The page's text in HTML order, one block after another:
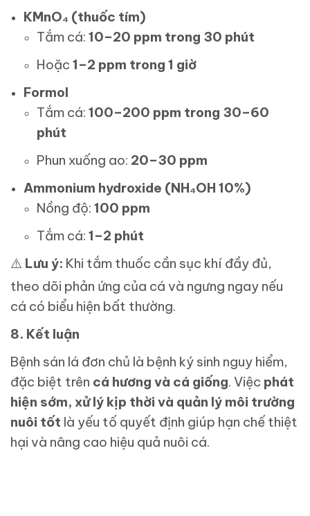
KMnO₄ (thuốc tím)
Tắm cá:10–20 ppm trong 30 phút
Hoặc1–2 ppm trong 1 giờ
Formol
Tắm cá:100–200 ppm trong 30–60
phút
Phun xuống ao: 20–30 ppm
Ammonium hydroxide (NH₄OH 10%)
Nồng độ:100 ppm
Tắm cá:1–2 phút
⚠️ Lưu ý: Khi tắm thuốc cần sục khí đầy đủ,
theo dõi phản ứng của cá và ngưng ngay nếu
cá có biểu hiện bất thường.
8. Kết luận
Bệnh sán lá đơn chủ là bệnh ký sinh nguy hiểm,
đặc biệt trên cá hương và cá giống. Việc phát
hiện sớm, xử lý kịp thời và quản lý môi trường
nuôi tốt là yếu tố quyết định giúp hạn chế thiệt
hại và nâng cao hiệu quả nuôi cá.